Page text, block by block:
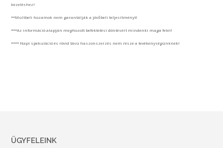
kezeléshez!
**Múltbeli hozamok nem garantálják a jövőbeli teljesítményt!
***Az információ alapján meghozott befektetési döntésért mindenki maga felel!
**** Napi spekuláció és rövid távú haszonszerzés nem része a tevékenységünknek!
ÜGYFELEINK